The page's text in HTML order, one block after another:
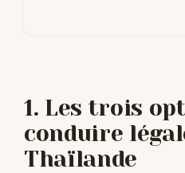
1. Les trois
conduire
Thaïlande